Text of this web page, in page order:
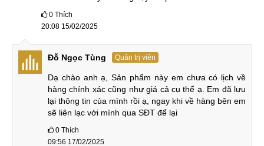
UFS 3.1 trên GT Neo 5 SE.
Sở hữu thiết kế y trang GT Neo 6, GT Neo 6 SE chỉ không
có khả năng kháng nước IP65. Không chỉ có thiết kế giống,
mà chất lượng màn hình hiển thị, camera và viên pin đều
giống với bản GT Neo 6 cao cấp hơn. Điểm thua thiệt
của GT Neo 6 SE chỉ là hiệu năng, tốc độ sạc mà thôi.
0 Thích
20:08 15/02/2025
Đỗ Ngọc Tùng Quản trị viên
Dạ chào anh ạ, Sản phẩm này em chưa có lịch về
hàng chính xác cũng như giá cả cụ thể ạ. Em đã lưu
lại thông tin của mình rồi ạ, ngay khi về hàng bên em
sẽ liên lạc với mình qua SĐT để lại
0 Thích
09:56 17/02/2025